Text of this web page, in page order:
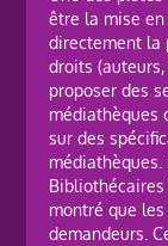
être la mise en
directement la
droits
proposer des
médiathèques
sur des
médiathèques.
montré que
demandeurs.